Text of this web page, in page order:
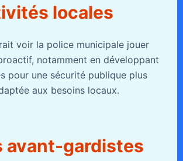
locales
voir la police municipale jouer
notamment en développant
pour une sécurité publique plus
aux besoins locaux.
avant-gardistes